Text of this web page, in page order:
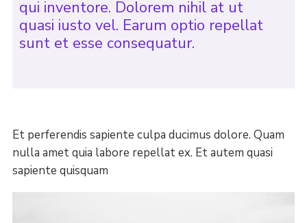
qui inventore. Dolorem nihil at ut
quasi iusto vel. Earum optio repellat
sunt et esse consequatur.
Et perferendis sapiente culpa ducimus dolore. Quam
nulla amet quia labore repellat ex. Et autem quasi
sapiente quisquam